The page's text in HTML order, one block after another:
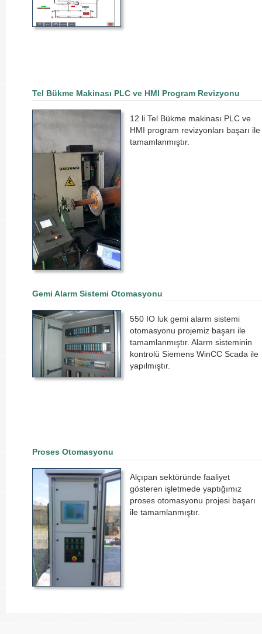
Tel Bükme Makinası PLC ve HMI Program Revizyonu
12 li Tel Bükme makinası PLC ve
HMI program revizyonları başarı ile
tamamlanmıştır.
Gemi Alarm Sistemi Otomasyonu
550 IO luk gemi alarm sistemi
otomasyonu projemiz başarı ile
tamamlanmıştır. Alarm sisteminin
kontrolü Siemens WinCC Scada ile
yapılmıştır.
Proses Otomasyonu
Alçıpan sektöründe faaliyet
gösteren işletmede yaptığımız
proses otomasyonu projesi başarı
ile tamamlanmıştır.